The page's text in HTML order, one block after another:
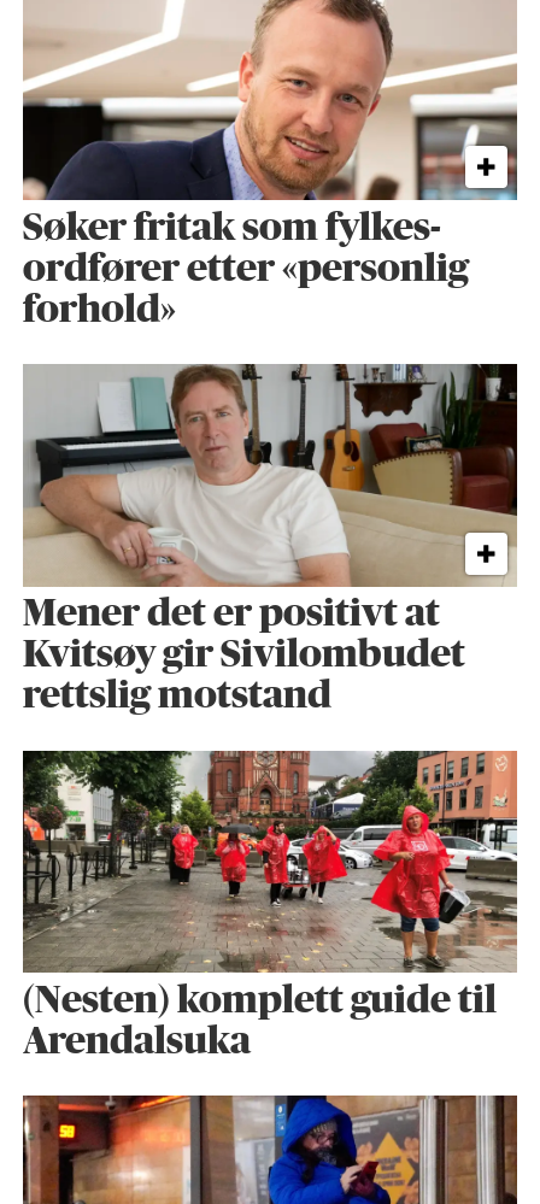
Søker fritak som fylkes­
ordfører etter «personlig
forhold»
Mener det er positivt at
Kvitsøy gir Sivilombudet
rettslig motstand
(Nesten) komplett guide til
Arendalsuka